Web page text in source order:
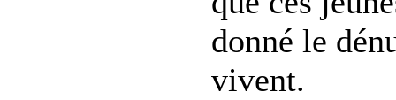
donné le
vivent.